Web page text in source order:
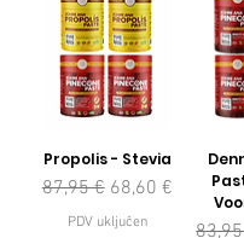
Propolis - Stevia
Redovna cijena
87,95 € Cijena s
68,60 €
PDV uključen